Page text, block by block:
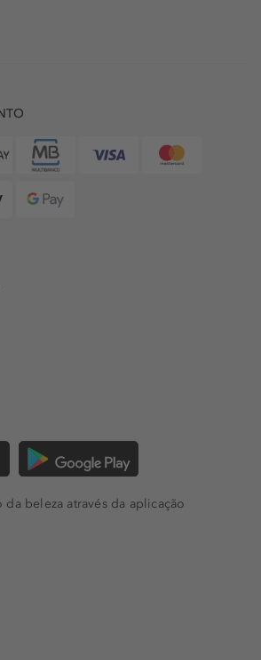
beleza através da aplicação